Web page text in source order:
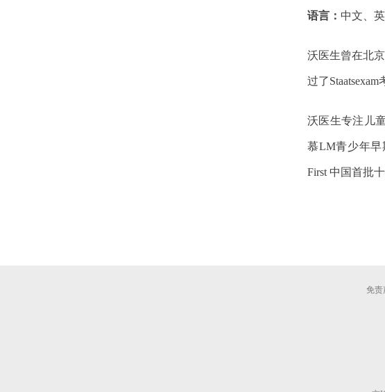
语言： 中文、
沃医生曾在北
过了Staatsexam
沃医生专注儿
慕LM青少年早
First 中国首批
免责